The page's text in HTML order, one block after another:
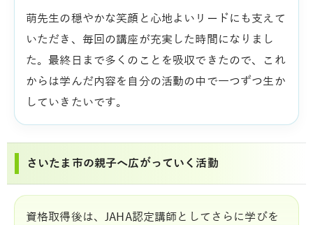
萌先生の穏やかな笑顔と心地よいリードにも支えて
いただき、毎回の講座が充実した時間になりまし
た。最終日まで多くのことを吸収できたので、これ
からは学んだ内容を自分の活動の中で一つずつ生か
していきたいです。
さいたま市の親子へ広がっていく活動
資格取得後は、JAHA認定講師としてさらに学びを